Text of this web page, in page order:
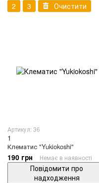
2 3 Очистити
Артикул: 36
1
Клематис "Yukiokoshi"
190 грн Немає в наявності
Повідомити про
надходження